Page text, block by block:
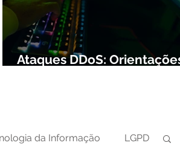
Ataques DDoS:
Observabilidade e NOC:
Segurança de Redes
da Informação LGPD